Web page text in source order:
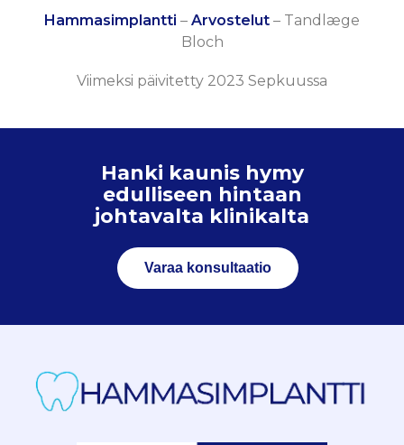
Hammasimplantti – Arvostelut – Tandlæge
Bloch
Viimeksi päivitetty 2023 Sepkuussa
Hanki kaunis hymy
edulliseen hintaan
johtavalta klinikalta
Varaa konsultaatio